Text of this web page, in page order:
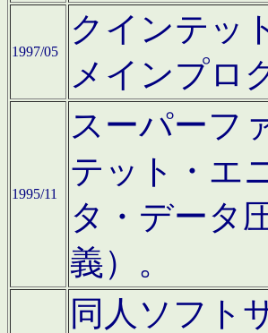
1997/05
クインテッ
メインプロ
1995/11
スーパーフ
テット・エ
タ・データ
義）。
同人ソフト